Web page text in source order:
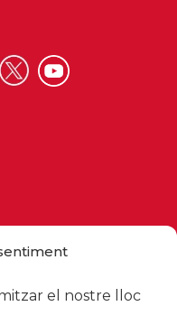
el nostre lloc